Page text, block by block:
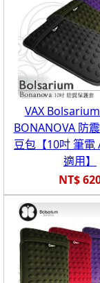
VAX
BONANOVA 防
豆包【10吋 筆電
適用】
NT$